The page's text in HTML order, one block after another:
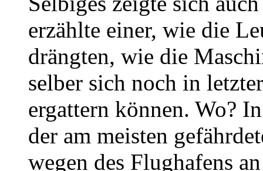
erzählte einer, wie die
drängten, wie die
selber sich noch in
ergattern können. Wo?
der am meisten
wegen des Flughafens